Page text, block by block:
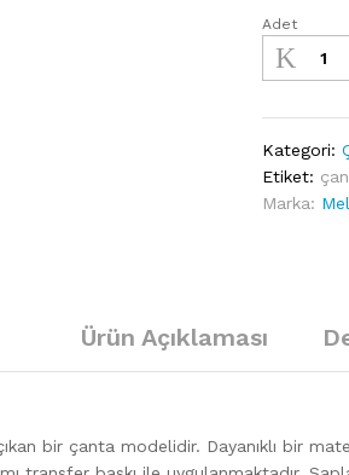
Mini
Mono
Adet
Kategori:
Etiket:
Marka:
Ürün Açıklaması
bir çanta modelidir. Dayanıklı bir